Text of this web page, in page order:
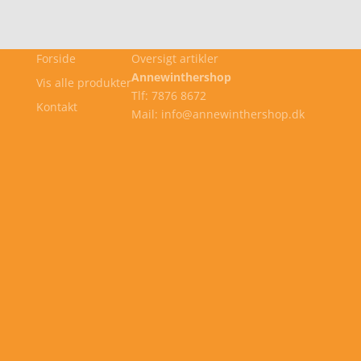
Forside
Vis alle produkter
Kontakt
Oversigt artikler
Annewinthershop
Tlf: 7876 8672
Mail: info@annewinthershop.dk